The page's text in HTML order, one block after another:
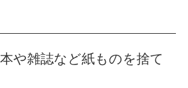
や雑誌など紙ものを捨て